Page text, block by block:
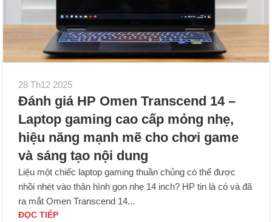
28 Th12 2025
Đánh giá HP Omen Transcend 14 –
Laptop gaming cao cấp mỏng nhẹ,
hiệu năng mạnh mẽ cho chơi game
và sáng tạo nội dung
Liệu một chiếc laptop gaming thuần chủng có thể được
nhồi nhét vào thân hình gọn nhẹ 14 inch? HP tin là có và đã
ra mắt Omen Transcend 14...
ĐỌC TIẾP